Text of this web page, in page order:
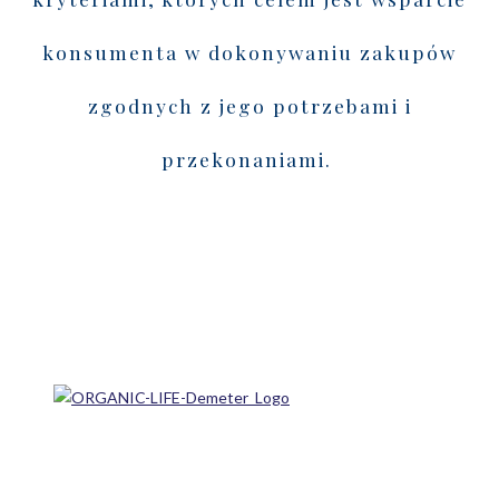
konsumenta w dokonywaniu zakupów
zgodnych z jego potrzebami i
przekonaniami.